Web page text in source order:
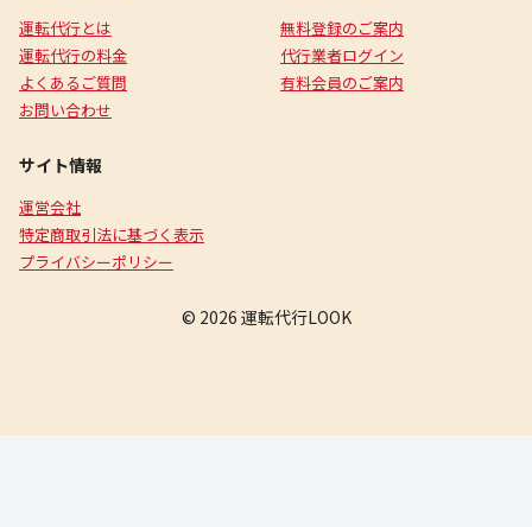
運転代行とは
運転代行の料金
よくあるご質問
お問い合わせ
無料登録のご案内
代行業者ログイン
有料会員のご案内
サイト情報
運営会社
特定商取引法に基づく表示
プライバシーポリシー
© 2026 運転代行LOOK